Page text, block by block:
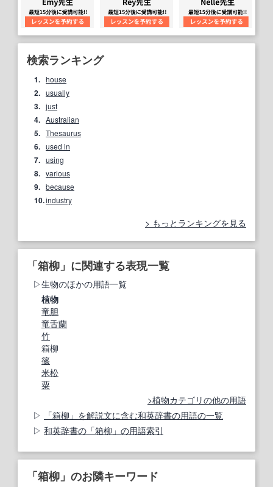
検索ランキング
1. house
2. usually
3. just
4. Australian
5. Thesaurus
6. used in
7. using
8. various
9. because
10.industry
もっとランキングを見る
「箱柳」に関連する表現一覧
生物のほかの用語一覧
植物
竜胆
竜舌蘭
竹
箱柳
篠
米松
粟
植物カテゴリの他の用語
「箱柳」を解説文に含む和英辞書の用語の一覧
和英辞書の「箱柳」の用語索引
「箱柳」のお隣キーワード